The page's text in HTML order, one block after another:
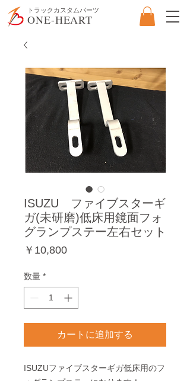
ONE-HEART
​トラックカスタムパーツ
ISUZU ファイブスターギ
ガ(未研磨)低床用鏡面フォ
グランプステー左右セット
￥10,800価
数量 *
カートに追加する
ISUZUファイブスターギガ低床用のフ